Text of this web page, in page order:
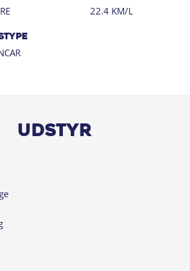
(manuel) med op til 1.500 kg
kommer fra første ejer og leveres
Hallas på 59 48 06 48 eller
bil kan finansieres både med og
22.4 KM/L
Udstyr